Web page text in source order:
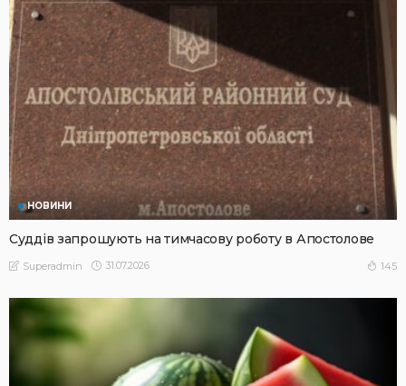
НОВИНИ
Суддів запрошують на тимчасову роботу в Апостолове
Superadmin 31.07.2026 145